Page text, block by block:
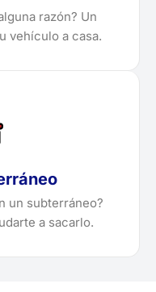
razón? Un
vehículo a casa.
un subterráneo?
a sacarlo.